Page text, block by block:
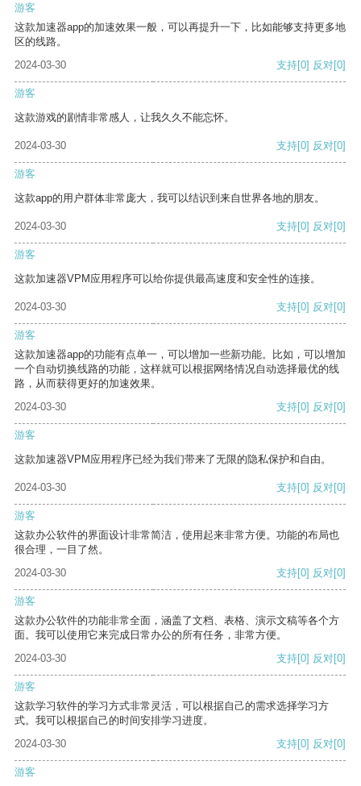
游客
这款加速器app的加速效果一般，可以再提升一下，比如能够支持更多地
区的线路。
2024-03-30
支持[0] 反对[0]
游客
这款游戏的剧情非常感人，让我久久不能忘怀。
2024-03-30 支持[0] 反对[0]
游客
这款app的用户群体非常庞大，我可以结识到来自世界各地的朋友。
2024-03-30 支持[0] 反对[0]
游客
这款加速器VPM应用程序可以给你提供最高速度和安全性的连接。
2024-03-30 支持[0] 反对[0]
游客
这款加速器app的功能有点单一，可以增加一些新功能。比如，可以增加
一个自动切换线路的功能，这样就可以根据网络情况自动选择最优的线
路，从而获得更好的加速效果。
2024-03-30
支持[0] 反对[0]
游客
这款加速器VPM应用程序已经为我们带来了无限的隐私保护和自由。
2024-03-30 支持[0] 反对[0]
游客
这款办公软件的界面设计非常简洁，使用起来非常方便。功能的布局也
很合理，一目了然。
2024-03-30
支持[0] 反对[0]
游客
这款办公软件的功能非常全面，涵盖了文档、表格、演示文稿等各个方
面。我可以使用它来完成日常办公的所有任务，非常方便。
2024-03-30
支持[0] 反对[0]
游客
这款学习软件的学习方式非常灵活，可以根据自己的需求选择学习方
式。我可以根据自己的时间安排学习进度。
2024-03-30
支持[0] 反对[0]
游客